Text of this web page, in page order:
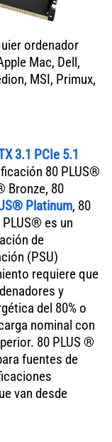
ordenador
Mac, Dell,
MSI, Primux,
3.1 PCIe 5.1
80 PLUS®
Bronze, 80
Platinum, 80
es un
de
(PSU)
requiere que
y
del 80% o
nominal con
80 PLUS ®
fuentes de
van desde